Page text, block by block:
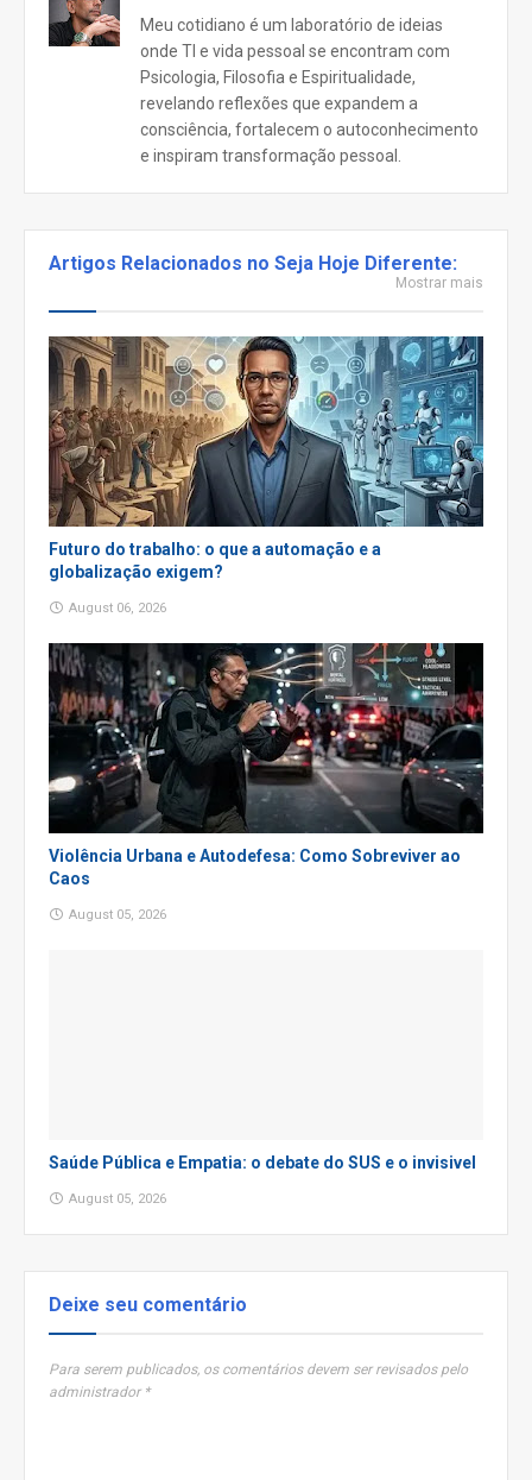
Meu cotidiano é um laboratório de ideias
onde TI e vida pessoal se encontram com
Psicologia, Filosofia e Espiritualidade,
revelando reflexões que expandem a
consciência, fortalecem o autoconhecimento
e inspiram transformação pessoal.
Artigos Relacionados no Seja Hoje Diferente:
Mostrar mais
Futuro do trabalho: o que a automação e a
globalização exigem?
August 06, 2026
Violência Urbana e Autodefesa: Como Sobreviver ao
Caos
August 05, 2026
Saúde Pública e Empatia: o debate do SUS e o invisivel
August 05, 2026
Deixe seu comentário
Para serem publicados, os comentários devem ser revisados pelo
administrador *